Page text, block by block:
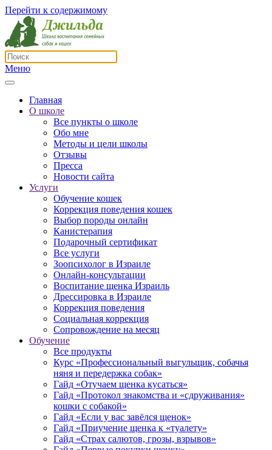
Перейти к содержимому
Меню
Главная
О школе
Все пункты о школе
Обо мне
Методы и цели школы
Отзывы
Пресса
Новости сайта
Услуги
Обучение кошек
Коррекция поведения кошек
Выбор породы онлайн
Канистерапия
Подарочный сертификат
Все услуги
Зоопсихолог в Израиле
Онлайн-консультации
Воспитание щенка Израиль
Дрессировка в Израиле
Коррекция поведения
Социальная коррекция
Сопровождение на месяц
Обучение
Все продукты
Курс «Профессиональный выгульщик, собачья
няня и передержка собак»
Гайд «Отучаем щенка кусаться»
Гайд «Протокол знакомства и «сдруживания»
кошки с собакой»
Гайд «Если у вас завёлся щенок»
Гайд «Приучение щенка к «туалету»
Гайд «Страх салютов, грозы, взрывов»